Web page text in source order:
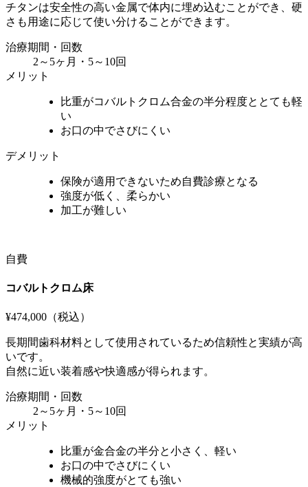
チタンは安全性の高い金属で体内に埋め込むことができ、硬
さも用途に応じて使い分けることができます。
治療期間・回数
2～5ヶ月・5～10回
メリット
比重がコバルトクロム合金の半分程度ととても軽
い
お口の中でさびにくい
デメリット
保険が適用できないため自費診療となる
強度が低く、柔らかい
加工が難しい
自費
コバルトクロム床
¥474,000 （税込）
長期間歯科材料として使用されているため信頼性と実績が高
いです。
自然に近い装着感や快適感が得られます。
治療期間・回数
2～5ヶ月・5～10回
メリット
比重が金合金の半分と小さく、軽い
お口の中でさびにくい
機械的強度がとても強い